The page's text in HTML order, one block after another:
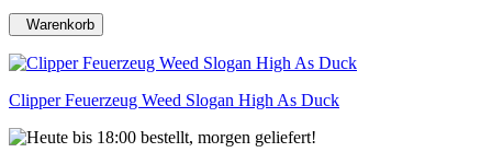
Warenkorb
Clipper Feuerzeug Weed Slogan High As Duck